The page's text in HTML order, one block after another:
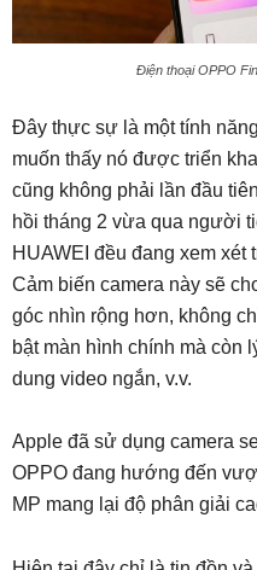
Điện thoại OPPO
Đây thực sự là một tính
muốn thấy nó được triển
cũng không phải lần đầu
hồi tháng 2 vừa qua người
HUAWEI đều đang xem xét
Cảm biến camera này sẽ
góc nhìn rộng hơn, không
bật màn hình chính mà còn
dung video ngắn, v.v.
Apple đã sử dụng camera
OPPO đang hướng đến
MP mang lại độ phân giải